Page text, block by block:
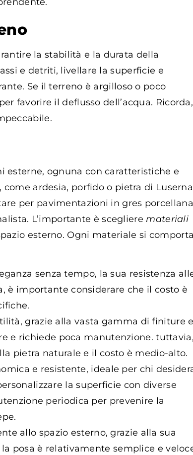
la stabilità e la durata della
e detriti, livellare la superficie e
Se il terreno è argilloso o poco
favorire il deflusso dell’acqua.
esterne, ognuna con caratteristiche e
ardesia, porfido o pietra di
per pavimentazioni in gres
L’importante è scegliere materiali
esterno. Ogni materiale si comporta
senza tempo, la sua resistenza
è importante considerare che il costo è
grazie alla vasta gamma di finiture e
e richiede poca manutenzione. tuttavia,
pietra naturale e il costo è medio-alto.
e resistente, ideale per chi
la superficie con diverse
periodica per prevenire la
allo spazio esterno, grazie alla sua
posa è relativamente semplice e